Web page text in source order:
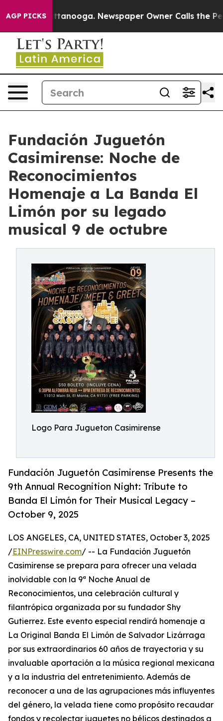
AGP PICKS
Chattanooga. Newspaper Owner Calls the People
Fundación Juguetón
Casimirense: Noche de
Reconocimientos
Homenaje a La Banda El
Limón por su legado
musical 9 de octubre
Logo Para Jugueton Casimirense
Fundación Juguetón Casimirense Presents the
9th Annual Recognition Night: Tribute to
Banda El Limón for Their Musical Legacy –
October 9, 2025
LOS ANGELES, CA, UNITED STATES, October 3, 2025
/EINPresswire.com/ -- La Fundación Juguetón
Casimirense se prepara para ofrecer una velada
inolvidable con la 9ª Noche Anual de
Reconocimientos, una celebración cultural y
filantrópica organizada por su fundador Shy
Gutierrez. Este evento especial rendirá homenaje a
La Original Banda El Limón de Salvador Lizárraga
por sus extraordinarios 60 años de trayectoria y su
invaluable aportación a la música regional mexicana
y a la industria del entretenimiento. Además de
reconocer a una de las agrupaciones más influyentes
del género, la velada tiene como propósito recaudar
fondos y recolectar juguetes no bélicos destinados a